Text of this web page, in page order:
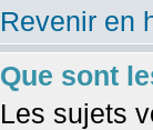
Revenir en
Que sont
Les sujets